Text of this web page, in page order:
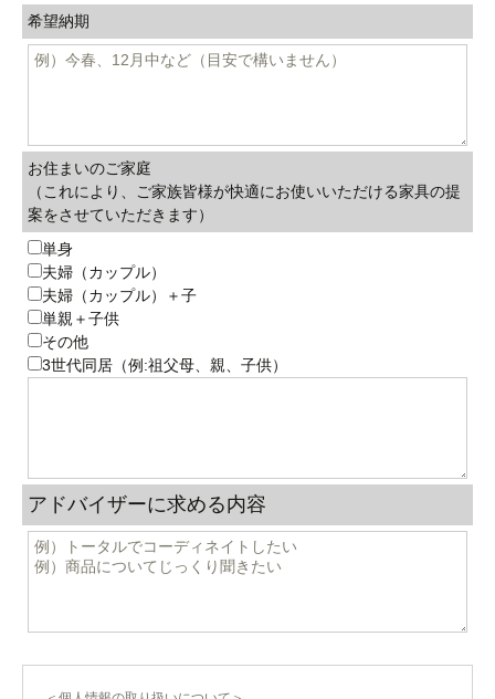
希望納期
お住まいのご家庭
（これにより、ご家族皆様が快適にお使いいただける家具の提
案をさせていただきます）
単身
夫婦（カップル）
夫婦（カップル）＋子
単親＋子供
その他
3世代同居（例:祖父母、親、子供）
アドバイザーに求める内容